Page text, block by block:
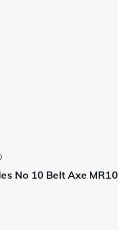
No 10 Belt Axe MR10